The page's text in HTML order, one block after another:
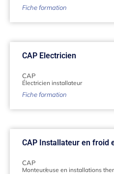
Fiche formation
CAP Electricien
CAP
Électricien installateur
Fiche formation
CAP Installateur en froid
CAP
Monteur/euse en installations